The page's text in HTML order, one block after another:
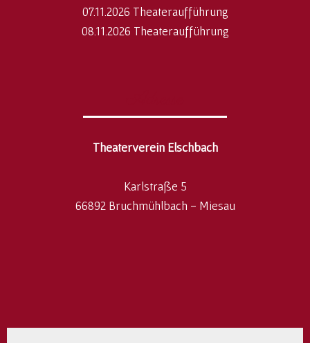
07.11.2026 Theateraufführung
08.11.2026 Theateraufführung
Theaterverein Elschbach
Karlstraße 5
66892 Bruchmühlbach - Miesau